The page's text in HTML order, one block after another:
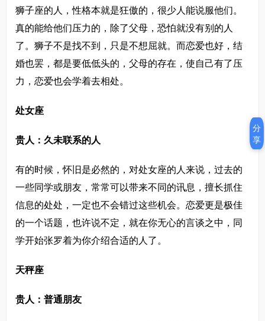
狮子座的人，性格本就是狂傲的，很少人能说服他们。
真的能给他们压力的，除了父母，恐怕就没有别的人
了。狮子不是找不到，只是不想屈就。而恋爱也好，结
婚也罢，都是要低低头的，父母的存在，使自己有了压
力，恋爱也会学着去相处。
处女座
贵人：久未联系的人
有的时候，怀旧是必然的，对处女座的人来说，过去的
一些同学或朋友，常常可以带来不同的讯息，擅长抓住
信息的处处，一定也不会错过这些机会。恋爱更是极佳
的一个话题，也许说不定，就在你无心的言谈之中，同
学开始张罗着为你介绍合适的人了。
天秤座
贵人：普通朋友
分
享